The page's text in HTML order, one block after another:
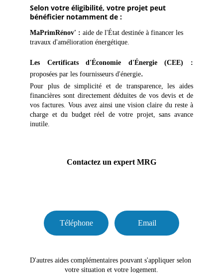
MaPrimRénov' : aide de l'État destinée à financer les
travaux d'amélioration énergétique.
Selon votre éligibilité, votre projet peut
bénéficier notamment de :
Les Certificats d'Économie d'Énergie (CEE) :
proposées par les fournisseurs d'énergie.
Pour plus de simplicité et de transparence, les aides
financières sont directement déduites de vos devis et de
vos factures. Vous avez ainsi une vision claire du reste à
charge et du budget réel de votre projet, sans avance
inutile.
Contactez un expert MRG
Téléphone Email
D'autres aides complémentaires pouvant s'appliquer selon
votre situation et votre logement.